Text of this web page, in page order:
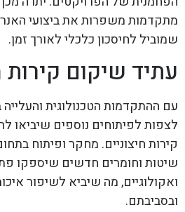
מתקדמות משפרות את ביצועי
שמוביל לחיסכון כלכלי לאורך זמן.
עתיד שיקום קירות
עם ההתקדמות הטכנולוגית והעלייה
לצפות לפיתוחים נוספים שיביאו
קירות חיצוניים. מחקר ופיתוח
שיטות וחומרים חדשים שיספקו
ואקולוגיים, מה שיביא לשיפור
ובסביבתם.